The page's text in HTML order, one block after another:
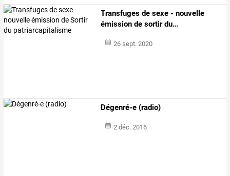
Transfuges de sexe - nouvelle
émission de sortirdu…
26 sept. 2020
Dégenré-e (radio)
2 déc. 2016